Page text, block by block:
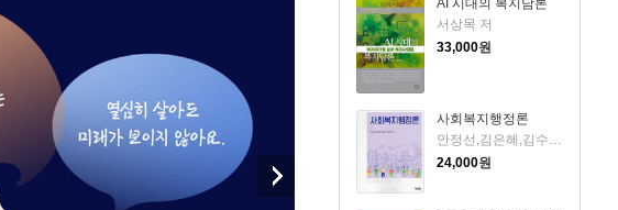
서상목 저
33,000원
사회복지행정론
24,000원